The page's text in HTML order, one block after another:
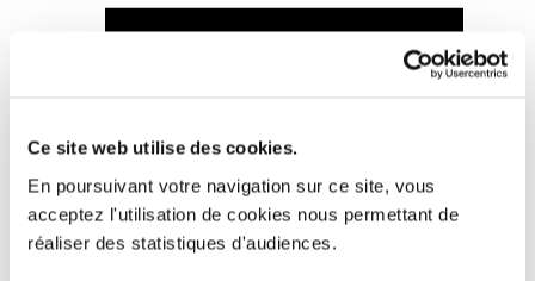
Ce site web utilise des cookies.
En poursuivant votre navigation sur ce site, vous
acceptez l'utilisation de cookies nous permettant de
réaliser des statistiques d'audiences.
Viande et climat
Autonomie des élevages
Qualité air, eau, sols
Evaluation environnementale